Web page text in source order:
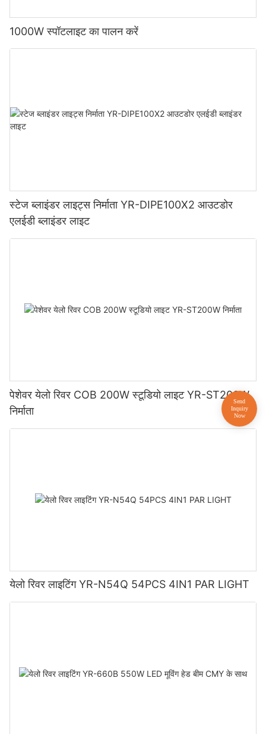
1000W स्पॉटलाइट का पालन करें
स्टेज ब्लाइंडर लाइट्स निर्माता YR-DIPE100X2 आउटडोर
एलईडी ब्लाइंडर लाइट
पेशेवर येलो रिवर COB 200W स्टूडियो लाइट YR-ST200W
निर्माता
येलो रिवर लाइटिंग YR-N54Q 54PCS 4IN1 PAR LIGHT